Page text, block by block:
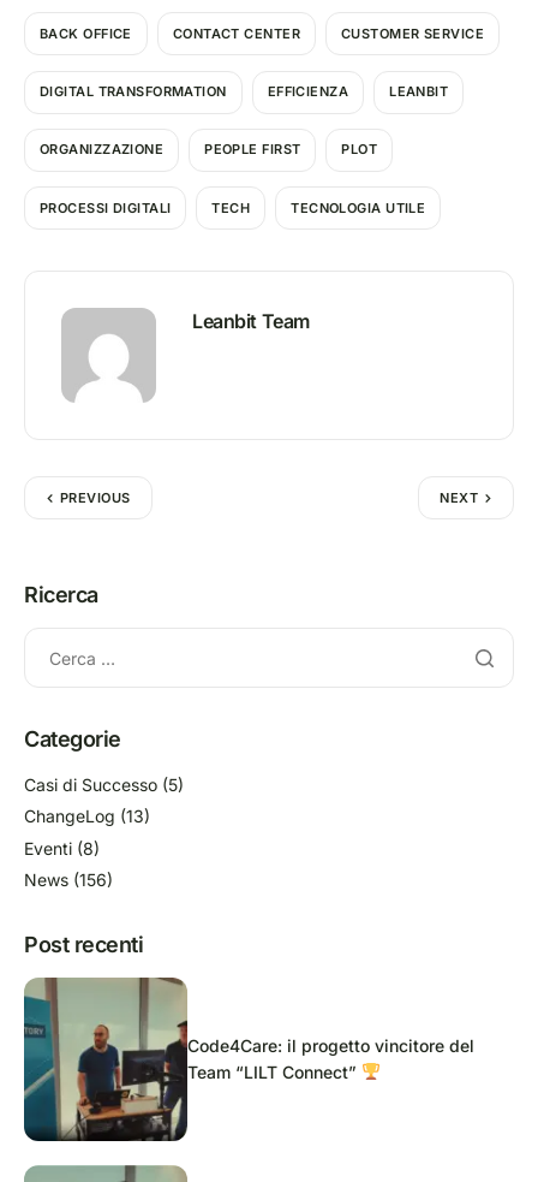
BACK OFFICE CONTACT CENTER CUSTOMER SERVICE
DIGITAL TRANSFORMATION EFFICIENZA LEANBIT
ORGANIZZAZIONE PEOPLE FIRST PLOT
PROCESSI DIGITALI TECH TECNOLOGIA UTILE
Leanbit Team
PREVIOUS NEXT
Ricerca
Categorie
Casi di Successo (5)
ChangeLog (13)
Eventi (8)
News (156)
Post recenti
Code4Care: il progetto vincitore del
Team “LILT Connect”